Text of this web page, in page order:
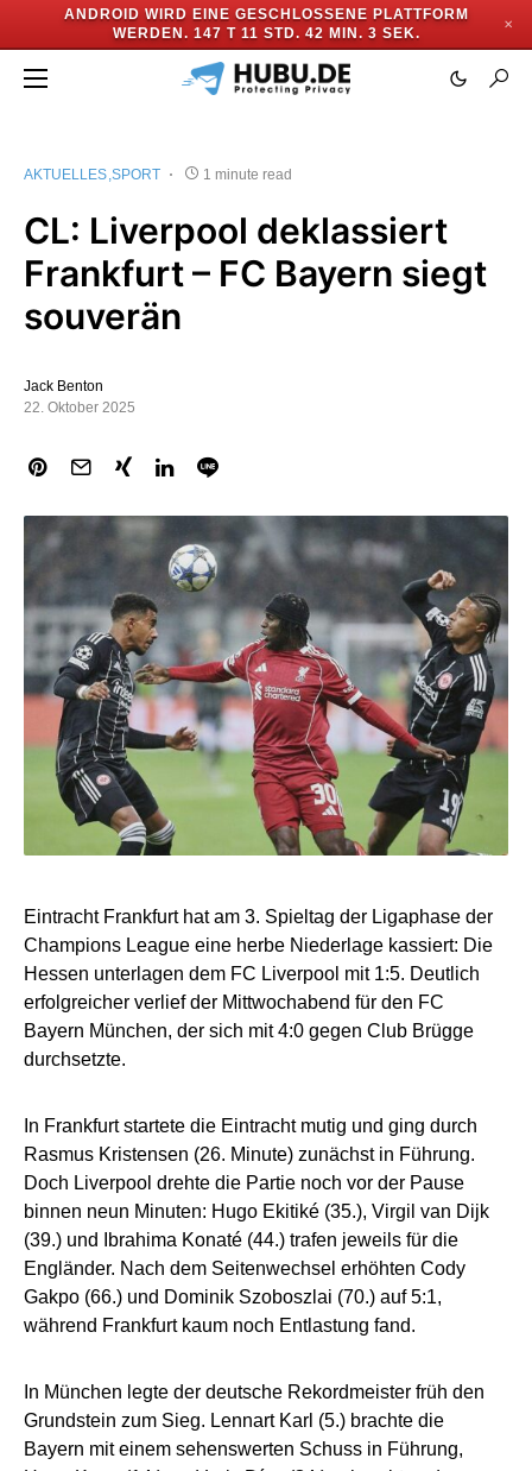
ANDROID WIRD EINE GESCHLOSSENE PLATTFORM
WERDEN. 147 T 11 STD. 42 MIN. 2 SEK.
✕
AKTUELLES SPORT 1 minute read
CL: Liverpool deklassiert
Frankfurt – FC Bayern siegt
souverän
Jack Benton
22. Oktober 2025
Eintracht Frankfurt hat am 3. Spieltag der Ligaphase der
Champions League eine herbe Niederlage kassiert: Die
Hessen unterlagen dem FC Liverpool mit 1:5. Deutlich
erfolgreicher verlief der Mittwochabend für den FC
Bayern München, der sich mit 4:0 gegen Club Brügge
durchsetzte.
In Frankfurt startete die Eintracht mutig und ging durch
Rasmus Kristensen (26. Minute) zunächst in Führung.
Doch Liverpool drehte die Partie noch vor der Pause
binnen neun Minuten: Hugo Ekitiké (35.), Virgil van Dijk
(39.) und Ibrahima Konaté (44.) trafen jeweils für die
Engländer. Nach dem Seitenwechsel erhöhten Cody
Gakpo (66.) und Dominik Szoboszlai (70.) auf 5:1,
während Frankfurt kaum noch Entlastung fand.
In München legte der deutsche Rekordmeister früh den
Grundstein zum Sieg. Lennart Karl (5.) brachte die
Bayern mit einem sehenswerten Schuss in Führung,